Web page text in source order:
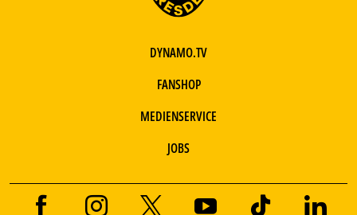
DYNAMO.TV
FANSHOP
MEDIENSERVICE
JOBS